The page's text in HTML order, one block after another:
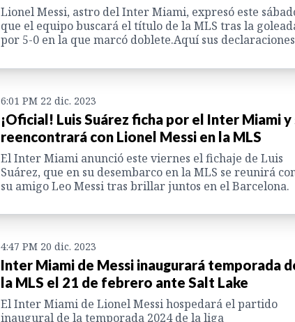
Lionel Messi, astro del Inter Miami, expresó este
que el equipo buscará el título de la MLS tras la
por 5-0 en la que marcó doblete.Aquí sus
6:01 PM 22 dic. 2023
¡Oficial! Luis Suárez ficha por el Inter Miami y
reencontrará con Lionel Messi en la MLS
El Inter Miami anunció este viernes el fichaje de Luis
Suárez, que en su desembarco en la MLS se reunirá
su amigo Leo Messi tras brillar juntos en el Barcelona.
4:47 PM 20 dic. 2023
Inter Miami de Messi inaugurará temporada
la MLS el 21 de febrero ante Salt Lake
El Inter Miami de Lionel Messi hospedará el partido
inaugural de la temporada 2024 de la liga